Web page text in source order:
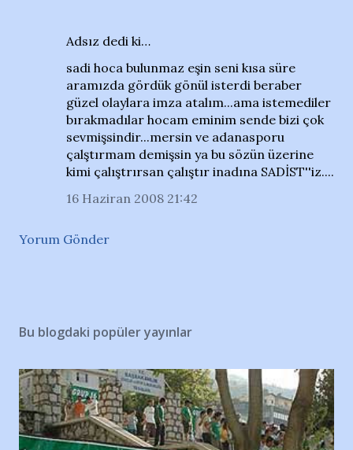
Adsız dedi ki…
sadi hoca bulunmaz eşin seni kısa süre
aramızda gördük gönül isterdi beraber
güzel olaylara imza atalım...ama istemediler
bırakmadılar hocam eminim sende bizi çok
sevmişsindir...mersin ve adanasporu
çalştırmam demişsin ya bu sözün üzerine
kimi çalıştrırsan çalıştır inadına SADİST''iz....
16 Haziran 2008 21:42
Yorum Gönder
Bu blogdaki popüler yayınlar